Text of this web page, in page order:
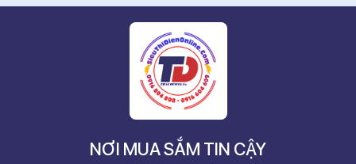
NƠI MUA SẮM TIN CẬY